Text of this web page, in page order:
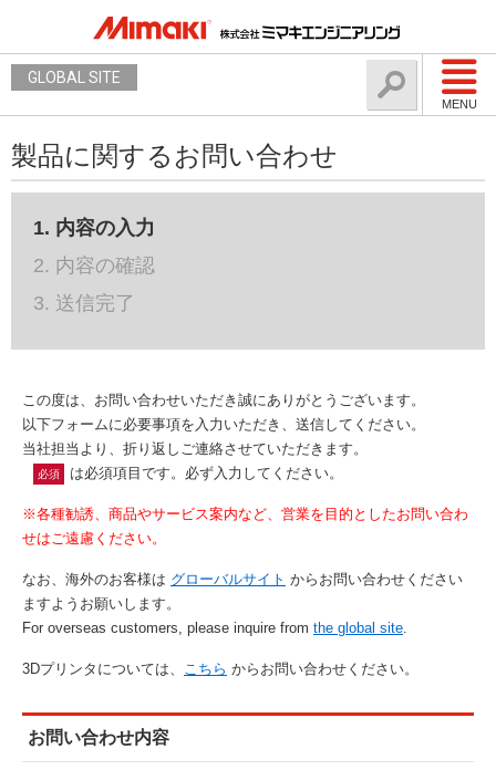
MENU
GLOBAL SITE
製品に関するお問い合わせ
1. 内容の入力
2. 内容の確認
3. 送信完了
この度は、お問い合わせいただき誠にありがとうございます。
以下フォームに必要事項を入力いただき、送信してください。
当社担当より、折り返しご連絡させていただきます。
必須 は必須項目です。必ず入力してください。
※各種勧誘、商品やサービス案内など、営業を目的としたお問い合わ
せはご遠慮ください。
なお、海外のお客様は グローバルサイト からお問い合わせください
ますようお願いします。
For overseas customers, please inquire from the global site.
3Dプリンタについては、 こちら からお問い合わせください。
お問い合わせ内容